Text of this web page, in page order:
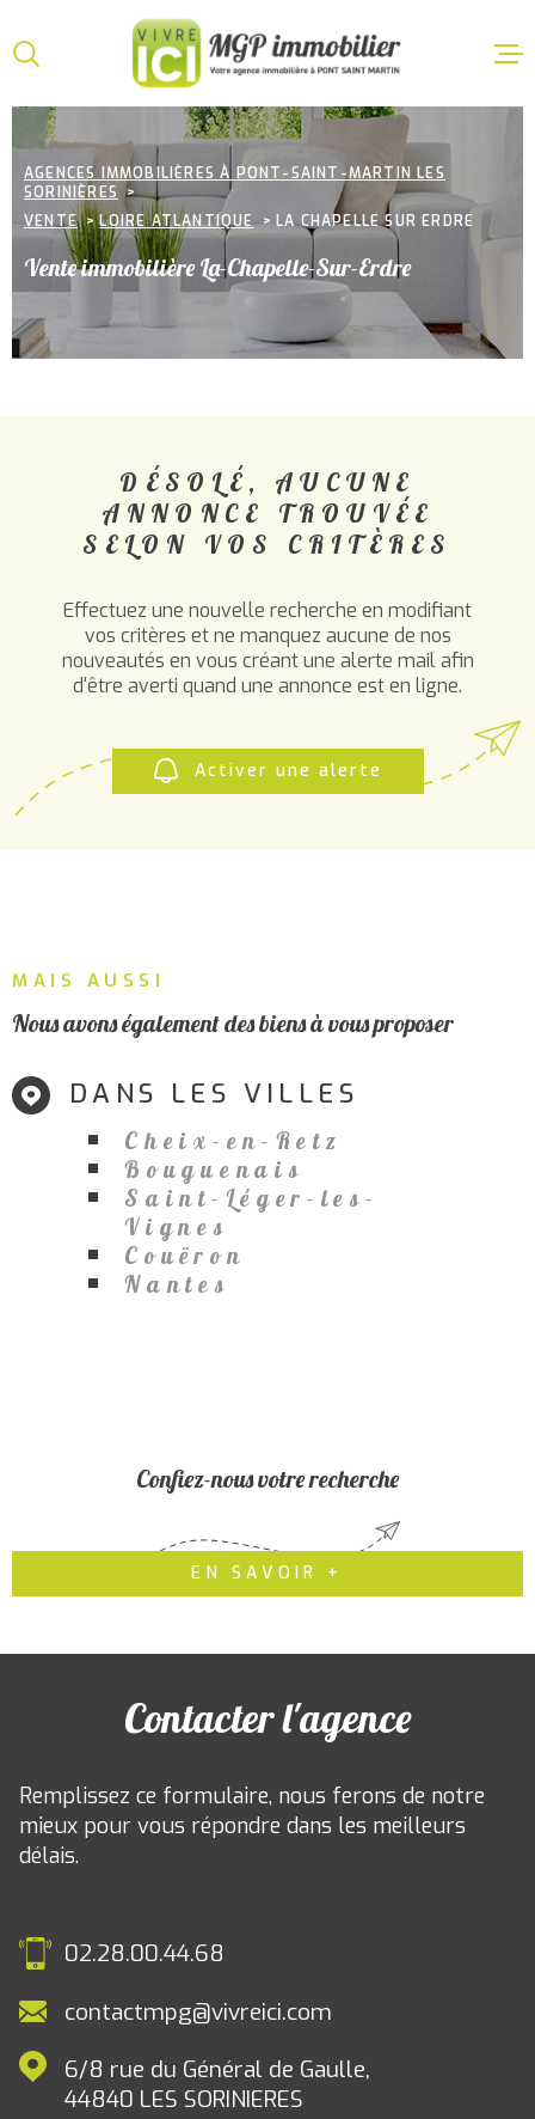
recherche
au
menu
principal
au
contenu
AGENCES IMMOBILIÈRES À PONT-SAINT-MARTIN LES
SORINIÈRES
VENTE
LOIRE ATLANTIQUE LA CHAPELLE SUR ERDRE
Vente immobilière La-Chapelle-Sur-Erdre
DÉSOLÉ, AUCUNE
ANNONCE TROUVÉE
SELON VOS CRITÈRES
Effectuez une nouvelle recherche en modifiant
vos critères et ne manquez aucune de nos
nouveautés en vous créant une alerte mail afin
d'être averti quand une annonce est en ligne.
Activer une alerte
MAIS AUSSI
Nous avons également des biens à vous proposer
DANS LES VILLES
Cheix-en-Retz
Bouguenais
Saint-Léger-les-
Vignes
Couëron
Nantes
Confiez-nous votre recherche
EN SAVOIR +
Contacter l'agence
Remplissez ce formulaire, nous ferons de notre
mieux pour vous répondre dans les meilleurs
délais.
02.28.00.44.68
contactmpg@vivreici.com
6/8 rue du Général de Gaulle,
44840
LES SORINIERES
RECHERCHE
TYPE
D'OFFRE
ACHETER
TYPE
VILLE
TEXTE
CHAMPS
TEXTE
TEXTE
RÉFÉRENCE
PLUS DE CRITÈRES
RECHERCHER